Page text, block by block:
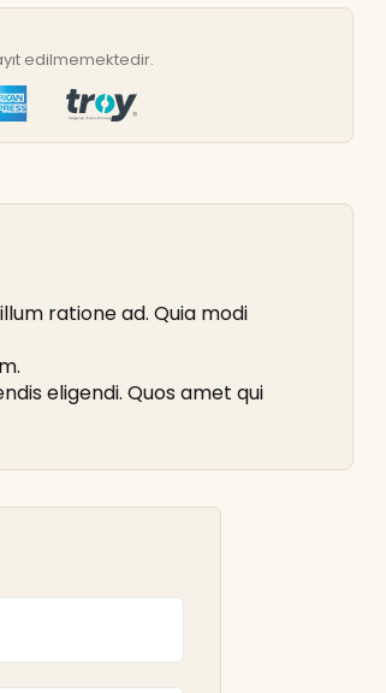
edilmemektedir.
ratione ad. Quia modi
eligendi. Quos amet qui